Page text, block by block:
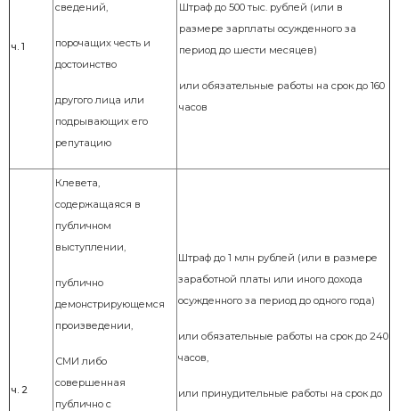
ч. 1
сведений,
порочащих честь и
достоинство
другого лица или
подрывающих его
репутацию
Штраф до 500 тыс. рублей (или в
размере зарплаты осужденного за
период до шести месяцев)
или обязательные работы на срок до 160
часов
ч. 2
Клевета,
содержащаяся в
публичном
выступлении,
публично
демонстрирующемся
произведении,
СМИ либо
совершенная
публично с
Штраф до 1 млн рублей (или в размере
заработной платы или иного дохода
осужденного за период до одного года)
или обязательные работы на срок до 240
часов,
или принудительные работы на срок до